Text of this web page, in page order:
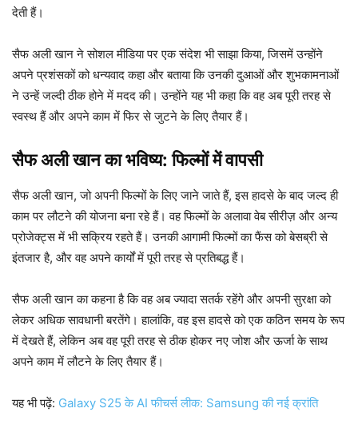
देती हैं।
सैफ अली खान ने सोशल मीडिया पर एक संदेश भी साझा किया, जिसमें उन्होंने
अपने प्रशंसकों को धन्यवाद कहा और बताया कि उनकी दुआओं और शुभकामनाओं
ने उन्हें जल्दी ठीक होने में मदद की। उन्होंने यह भी कहा कि वह अब पूरी तरह से
स्वस्थ हैं और अपने काम में फिर से जुटने के लिए तैयार हैं।
सैफ अली खान का भविष्य: फिल्मों में वापसी
सैफ अली खान, जो अपनी फिल्मों के लिए जाने जाते हैं, इस हादसे के बाद जल्द ही
काम पर लौटने की योजना बना रहे हैं। वह फिल्मों के अलावा वेब सीरीज़ और अन्य
प्रोजेक्ट्स में भी सक्रिय रहते हैं। उनकी आगामी फिल्मों का फैंस को बेसब्री से
इंतजार है, और वह अपने कार्यों में पूरी तरह से प्रतिबद्ध हैं।
सैफ अली खान का कहना है कि वह अब ज्यादा सतर्क रहेंगे और अपनी सुरक्षा को
लेकर अधिक सावधानी बरतेंगे। हालांकि, वह इस हादसे को एक कठिन समय के रूप
में देखते हैं, लेकिन अब वह पूरी तरह से ठीक होकर नए जोश और ऊर्जा के साथ
अपने काम में लौटने के लिए तैयार हैं।
यह भी पढ़ें: Galaxy S25 के AI फीचर्स लीक: Samsung की नई क्रांति